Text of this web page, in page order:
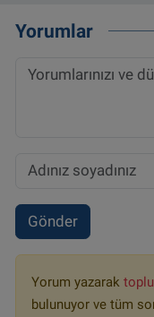
Yorumlar
Gönder
Yorum yazarak
bulunuyor ve tüm